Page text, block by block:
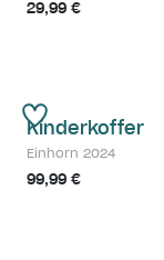
29,99 €
Kinderkoffer
Einhorn 2024
99,99 €